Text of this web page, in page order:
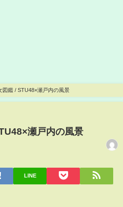
図鑑 / STU48×瀬戸内の風景
瀬戸内の風景
LINE